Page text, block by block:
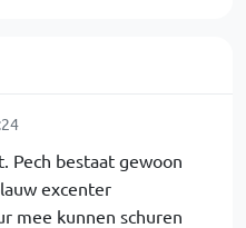
Pech bestaat gewoon
excenter
mee kunnen schuren